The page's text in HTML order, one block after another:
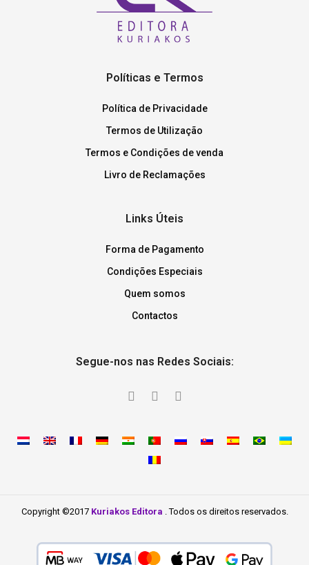
Políticas e Termos
Política de Privacidade
Termos de Utilização
Termos e Condições de venda
Livro de Reclamações
Links Úteis
Forma de Pagamento
Condições Especiais
Quem somos
Contactos
Segue-nos nas Redes Sociais:
Copyright ©2017 Kuriakos Editora . Todos os direitos reservados.